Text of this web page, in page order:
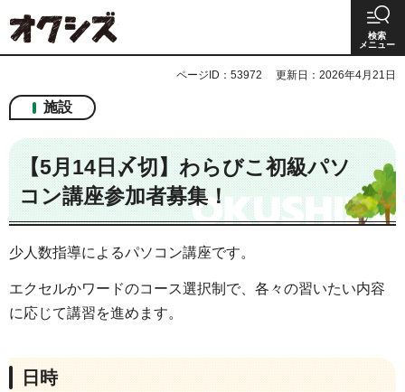
検索
メニュー
ページID：53972 更新日：2026年4月21日
施設
【5月14日〆切】わらびこ初級パソ
コン講座参加者募集！
少人数指導によるパソコン講座です。
エクセルかワードのコース選択制で、各々の習いたい内容
に応じて講習を進めます。
日時